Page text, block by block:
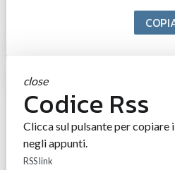
close
Codice Rss
Clicca sul pulsante per copiare
negli appunti.
RSS link